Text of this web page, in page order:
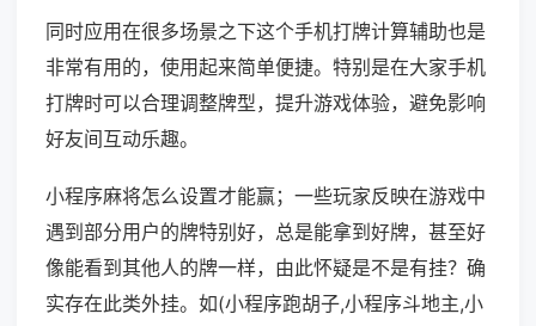
同时应用在很多场景之下这个手机打牌计算辅助也是
非常有用的，使用起来简单便捷。特别是在大家手机
打牌时可以合理调整牌型，提升游戏体验，避免影响
好友间互动乐趣。
小程序麻将怎么设置才能赢；一些玩家反映在游戏中
遇到部分用户的牌特别好，总是能拿到好牌，甚至好
像能看到其他人的牌一样，由此怀疑是不是有挂？确
实存在此类外挂。如(小程序跑胡子,小程序斗地主,小